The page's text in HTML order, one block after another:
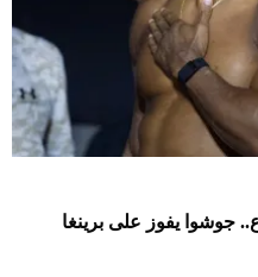
جوشوا يفوز على برينغا